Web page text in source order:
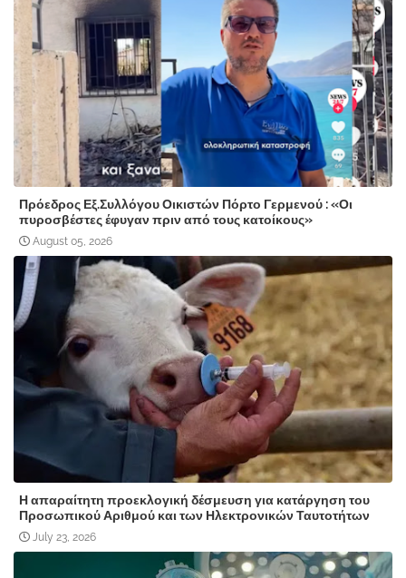
Πρόεδρος Εξ.Συλλόγου Οικιστών Πόρτο Γερμενού : «Οι
πυροσβέστες έφυγαν πριν από τους κατοίκους»
August 05, 2026
Η απαραίτητη προεκλογική δέσμευση για κατάργηση του
Προσωπικού Αριθμού και των Ηλεκτρονικών Ταυτοτήτων
July 23, 2026